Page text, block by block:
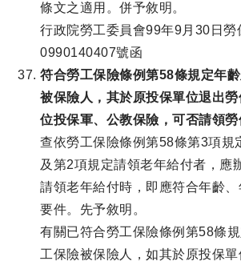
條文之適用。併予敘明。
行政院勞工委員會99年9月30日勞
0990140407號函
符合勞工保險條例第58條規定年
被保險人，其於原投保單位退出
位投保軍、公教保險，可否請領勞
查依勞工保險條例第58條第3項規
及第2項規定請領老年給付者，應
請領老年給付時，即應符合年齡
要件。先予敘明。
有關已符合勞工保險條例第58條
工保險被保險人，如其於原投保